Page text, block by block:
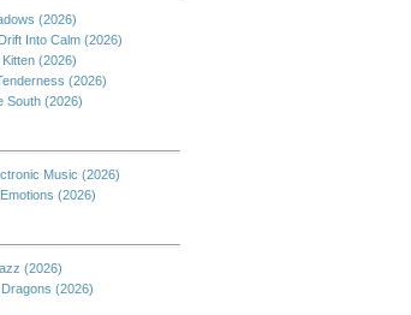
(2026)
Into Calm (2026)
(2026)
(2026)
South (2026)
Music (2026)
(2026)
(2026)
(2026)